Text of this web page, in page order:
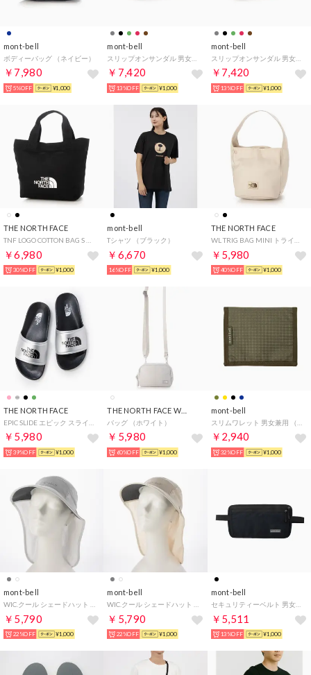
mont-bell
ボディーバッグ （ネイビー）
￥7,980
5%OFF ¥1,000
mont-bell
￥7,420
13%OFF ¥1,000
mont-bell
スリップオンサンダル 男女兼用 （ブラック）
￥7,420
13%OFF ¥1,000
THE NORTH FACE
TNF LOGO COTTON BAG S （ブラック）
￥6,980
30%OFF ¥1,000
mont-bell
Tシャツ （ブラック）
￥6,670
16%OFF ¥1,000
THE NORTH FACE
WL TRIG BAG MINI トライアングル バッグ ミニ トートバッグ （ホワイト）
￥5,980
40%OFF ¥1,000
THE NORTH FACE
￥5,980
39%OFF ¥1,000
THE NORTH FACE WHITE LABEL
バッグ （ホワイト）
￥5,980
60%OFF ¥1,000
mont-bell
￥2,940
32%OFF ¥1,000
mont-bell
WIC.クール シェードハット 男女兼用 （ライトグレー）
￥5,790
22%OFF ¥1,000
mont-bell
WIC.クール シェードハット 男女兼用 （アイボリー）
￥5,790
22%OFF ¥1,000
mont-bell
セキュリティーベルト 男女兼用 （ブラック）
￥5,511
13%OFF ¥1,000